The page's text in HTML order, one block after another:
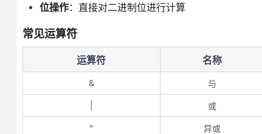
位操作：直接对二进制位进行计算
常见运算符
运算符 名称
& 与
或
^ 异或